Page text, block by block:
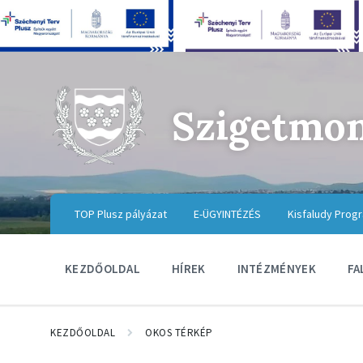
TOP Plusz pályázat E-ÜGYINTÉZÉS Kisfaludy
KEZDŐOLDAL HÍREK INTÉZMÉNYEK
KEZDŐOLDAL OKOS TÉRKÉP